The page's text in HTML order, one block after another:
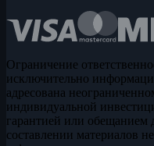
Ограничение
исключительно
адресована
индивидуальной
гарантией или
составлении материалов